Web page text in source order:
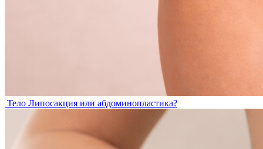
Тело Липосакция или абдоминопластика?